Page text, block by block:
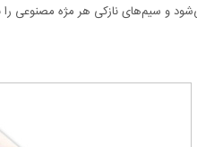
و سیم‌های نازکی هر مژه مصنوعی